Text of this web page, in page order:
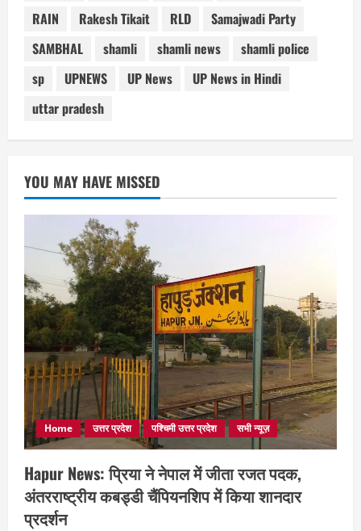
RAIN
Rakesh Tikait RLD
Samajwadi Party
SAMBHAL
shamli shamli news
shamli police
sp
UPNEWS UP News
UP News in Hindi
uttar pradesh
YOU MAY HAVE MISSED
Home उत्तर प्रदेश पश्चिमी उत्तर प्रदेश सभी न्यूज़
Hapur News: प्रिया ने नेपाल में जीता रजत पदक,
अंतरराष्ट्रीय कबड्डी चैंपियनशिप में किया शानदार
प्रदर्शन